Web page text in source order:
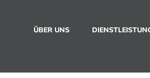
ÜBER UNS